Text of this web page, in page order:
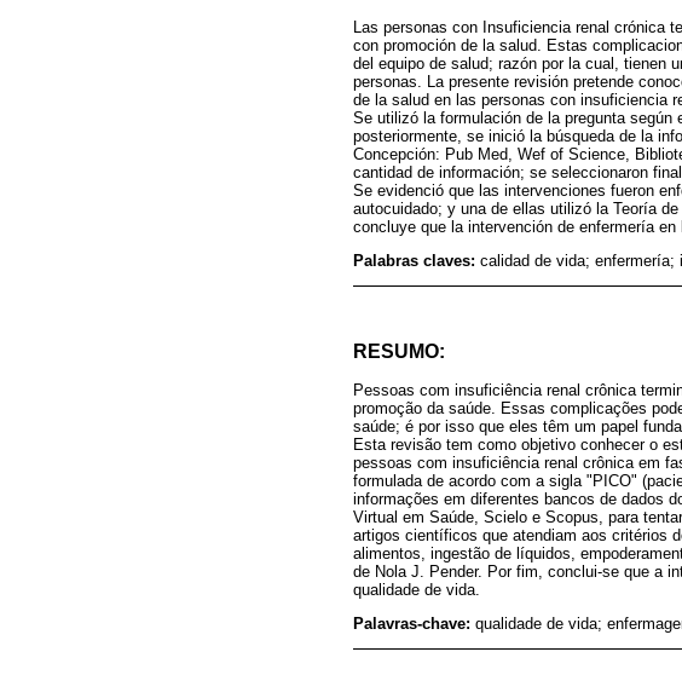
Las personas con Insuficiencia renal crónica
con promoción de la salud. Estas
del equipo de salud; razón por la cual, tienen
personas. La presente revisión pretende
de la salud en las personas con insuficiencia
Se utilizó la formulación de la pregunta según
posteriormente, se inició la búsqueda de la
Concepción: Pub Med, Wef of Science,
cantidad de información; se seleccionaron
Se evidenció que las intervenciones fueron
autocuidado; y una de ellas utilizó la Teoría
concluye que la intervención de enfermería
Palabras claves: calidad de vida;
RESUMO:
Pessoas com insuficiência renal crônica
promoção da saúde. Essas complicações
saúde; é por isso que eles têm um papel
Esta revisão tem como objetivo conhecer o
pessoas com insuficiência renal crônica em
formulada de acordo com a sigla "PICO"
informações em diferentes bancos de dados
Virtual em Saúde, Scielo e Scopus, para
artigos científicos que atendiam aos critérios
alimentos, ingestão de líquidos,
de Nola J. Pender. Por fim, conclui-se que a
qualidade de vida.
Palavras-chave: qualidade de vida;